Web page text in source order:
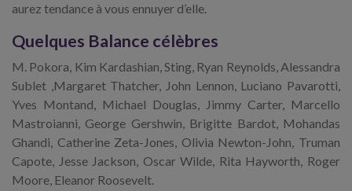
aurez tendance à vous ennuyer d’elle.
Quelques Balance célèbres
M. Pokora, Kim Kardashian, Sting, Ryan Reynolds, Alessandra
Sublet ,Margaret Thatcher, John Lennon, Luciano Pavarotti,
Yves Montand, Michael Douglas, Jimmy Carter, Marcello
Mastroianni, George Gershwin, Brigitte Bardot, Mohandas
Ghandi, Catherine Zeta-Jones, Olivia Newton-John, Truman
Capote, Jesse Jackson, Oscar Wilde, Rita Hayworth, Roger
Moore, Eleanor Roosevelt.